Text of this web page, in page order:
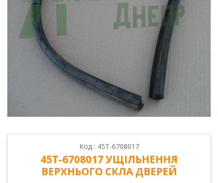
Код : 45Т-6708017
45Т-6708017 УЩІЛЬНЕННЯ
ВЕРХНЬОГО СКЛА ДВЕРЕЙ